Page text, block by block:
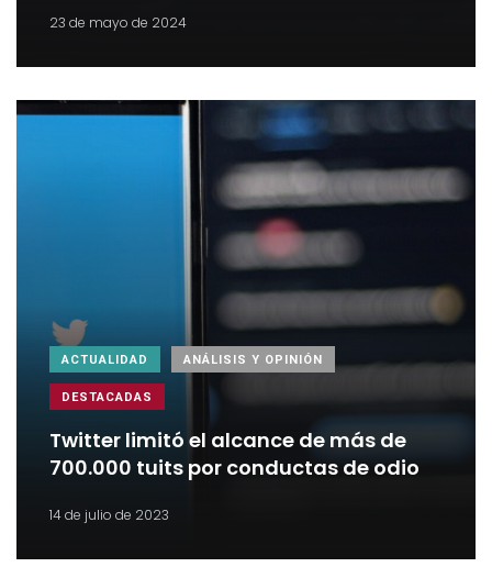
23 de mayo de 2024
ACTUALIDAD ANÁLISIS Y OPINIÓN
DESTACADAS
Twitter limitó el alcance de más de
700.000 tuits por conductas de odio
14 de julio de 2023